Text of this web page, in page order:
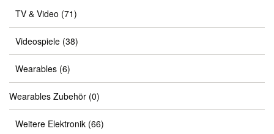
TV & Video (71)
Videospiele (38)
Wearables (6)
Wearables Zubehör (0)
Weitere Elektronik (66)